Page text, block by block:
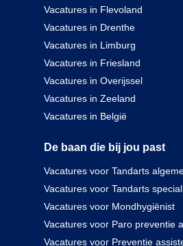
Vacatures in Flevoland
Vacatures in Drenthe
Vacatures in Limburg
Vacatures in Friesland
Vacatures in Overijssel
Vacatures in Zeeland
Vacatures in België
De baan die bij jou past
Vacatures voor Tandarts
Vacatures voor Tandarts
Vacatures voor Mondhygiënist
Vacatures voor Paro preventie
Vacatures voor Preventie